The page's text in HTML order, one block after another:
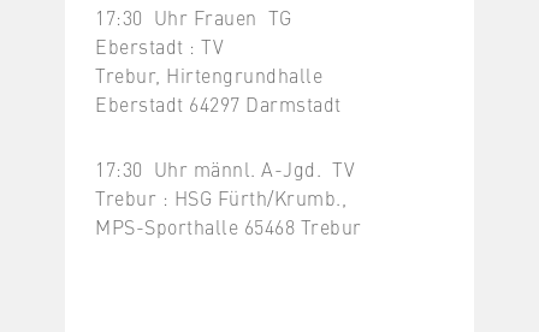
17:30 Uhr Frauen TG
Eberstadt : TV
Trebur, Hirtengrundhalle
Eberstadt 64297 Darmstadt
17:30 Uhr männl. A-Jgd. TV
Trebur : HSG Fürth/Krumb.,
MPS-Sporthalle 65468 Trebur